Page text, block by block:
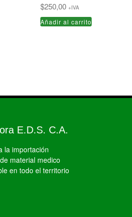
$250,00 +IVA
Añadir al carrito
E.D.S. C.A.
la importación
material medico
en todo el territorio